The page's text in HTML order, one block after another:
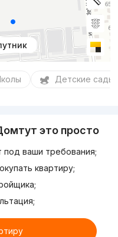
Детские сады
это просто
ваши требования;
квартиру;